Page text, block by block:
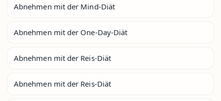
Abnehmen mit der Mind-Diät
Abnehmen mit der One-Day-Diät
Abnehmen mit der Reis-Diät
Abnehmen mit der Reis-Diät